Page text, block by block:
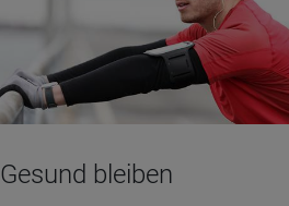
Ge­sund blei­ben